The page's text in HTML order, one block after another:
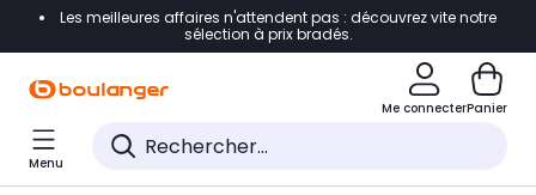
Accéder directement à la navigation
Accéder directement au pied de page
Accéder directement au chatbot
Les meilleures affaires n'attendent pas : découvrez vite notre
sélection à prix bradés.
Me connecterPanier
Menu